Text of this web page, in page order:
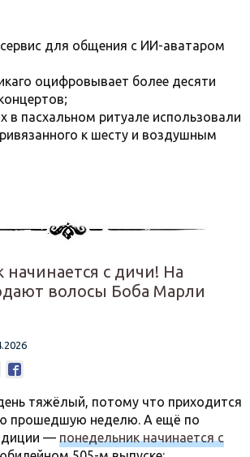
для общения с ИИ-аватаром
оцифровывает более десяти
пасхальном ритуале использовали
к шесту и воздушным
с дичи! На
волосы Боба Марли
тяжёлый, потому что приходится
прошедшую неделю. А ещё по
— понедельник начинается с